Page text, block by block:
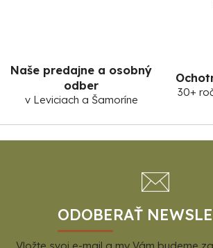
Naše predajne a osobný
odber
v Leviciach a Šamoríne
30+
ODOBERAŤ